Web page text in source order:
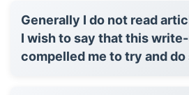
Generally I do not read
I wish to say that this
compelled me to try and do